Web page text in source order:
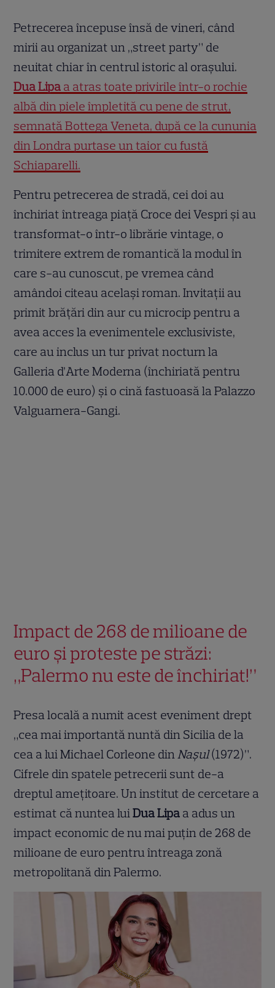
Petrecerea începuse însă de vineri, când
mirii au organizat un „street party” de
neuitat chiar în centrul istoric al orașului.
Dua Lipa a atras toate privirile într-o rochie
albă din piele împletită cu pene de struț,
semnată Bottega Veneta, după ce la cununia
din Londra purtase un taior cu fustă
Schiaparelli.
Pentru petrecerea de stradă, cei doi au
închiriat întreaga piață Croce dei Vespri și au
transformat-o într-o librărie vintage, o
trimitere extrem de romantică la modul în
care s-au cunoscut, pe vremea când
amândoi citeau același roman. Invitații au
primit brățări din aur cu microcip pentru a
avea acces la evenimentele exclusiviste,
care au inclus un tur privat nocturn la
Galleria d’Arte Moderna (închiriată pentru
10.000 de euro) și o cină fastuoasă la Palazzo
Valguarnera-Gangi.
Impact de 268 de milioane de
euro și proteste pe străzi:
„Palermo nu este de închiriat!”
Presa locală a numit acest eveniment drept
„cea mai importantă nuntă din Sicilia de la
cea a lui Michael Corleone dinNașul(1972)”.
Cifrele din spatele petrecerii sunt de-a
dreptul amețitoare. Un institut de cercetare a
estimat că nuntea luiDua Lipa a adus un
impact economic de nu mai puțin de 268 de
milioane de euro pentru întreaga zonă
metropolitană din Palermo.